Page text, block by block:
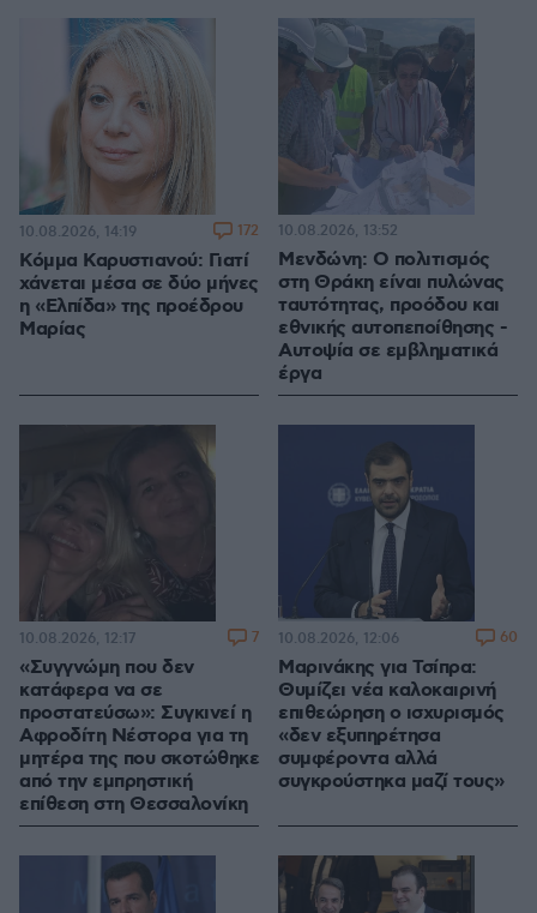
Κόμμα Καρυστιανού: Γιατί
χάνεται μέσα σε δύο μήνες
η «Ελπίδα» της προέδρου
Μαρίας
10.08.2026, 14:19 172
Μενδώνη: Ο πολιτισμός
στη Θράκη είναι πυλώνας
ταυτότητας, προόδου και
εθνικής αυτοπεποίθησης -
Αυτοψία σε εμβληματικά
έργα
10.08.2026, 13:52
«Συγγνώμη που δεν
κατάφερα να σε
προστατεύσω»: Συγκινεί η
Αφροδίτη Νέστορα για τη
μητέρα της που σκοτώθηκε
από την εμπρηστική
επίθεση στη Θεσσαλονίκη
10.08.2026, 12:17 7
Μαρινάκης για Τσίπρα:
Θυμίζει νέα καλοκαιρινή
επιθεώρηση ο ισχυρισμός
«δεν εξυπηρέτησα
συμφέροντα αλλά
συγκρούστηκα μαζί τους»
10.08.2026, 12:06 60